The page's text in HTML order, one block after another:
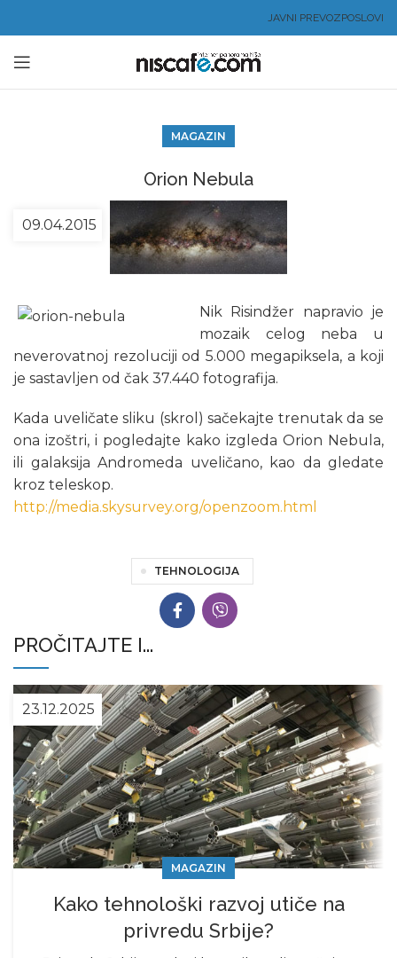
JAVNI PREVOZPOSLOVI
MAGAZIN
Orion Nebula
09.04.2015
Nik Risindžer napravio je
mozaik celog neba u
neverovatnoj rezoluciji od 5.000 megapiksela, a koji
je sastavljen od čak 37.440 fotografija.
Kada uveličate sliku (skrol) sačekajte trenutak da se
ona izoštri, i pogledajte kako izgleda Orion Nebula,
ili galaksija Andromeda uveličano, kao da gledate
kroz teleskop.
http://media.skysurvey.org/openzoom.html
TEHNOLOGIJA
PROČITAJTE I...
23.12.2025
MAGAZIN
Kako tehnološki razvoj utiče na
privredu Srbije?